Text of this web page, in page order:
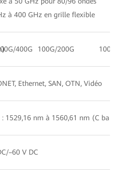
à 400 GHz en grille flexible
400G 100G/200G
Ethernet, SAN, OTN, Vidéo
: 1529,16 nm à 1560,61 nm (C
–60 V DC